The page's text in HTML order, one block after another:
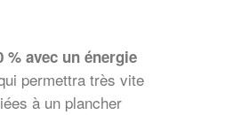
% avec un énergie
permettra très vite
à un plancher